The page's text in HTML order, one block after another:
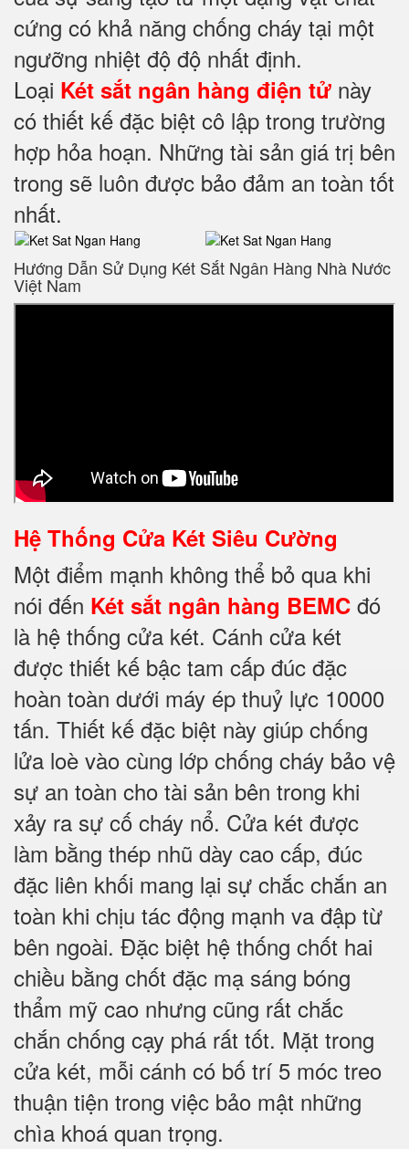
cứng có khả năng chống cháy tại một
ngưỡng nhiệt độ độ nhất định.
Loại Két sắt ngân hàng điện tử này
có thiết kế đặc biệt cô lập trong trường
hợp hỏa hoạn. Những tài sản giá trị bên
trong sẽ luôn được bảo đảm an toàn tốt
nhất.
Hướng Dẫn Sử Dụng Két Sắt Ngân Hàng Nhà Nước
Việt Nam
Hệ Thống Cửa Két Siêu Cường
Một điểm mạnh không thể bỏ qua khi
nói đến Két sắt ngân hàng BEMC đó
là hệ thống cửa két. Cánh cửa két
được thiết kế bậc tam cấp đúc đặc
hoàn toàn dưới máy ép thuỷ lực 10000
tấn. Thiết kế đặc biệt này giúp chống
lửa loè vào cùng lớp chống cháy bảo vệ
sự an toàn cho tài sản bên trong khi
xảy ra sự cố cháy nổ. Cửa két được
làm bằng thép nhũ dày cao cấp, đúc
đặc liên khối mang lại sự chắc chắn an
toàn khi chịu tác động mạnh va đập từ
bên ngoài. Đặc biệt hệ thống chốt hai
chiều bằng chốt đặc mạ sáng bóng
thẩm mỹ cao nhưng cũng rất chắc
chắn chống cạy phá rất tốt. Mặt trong
cửa két, mỗi cánh có bố trí 5 móc treo
thuận tiện trong việc bảo mật những
chìa khoá quan trọng.